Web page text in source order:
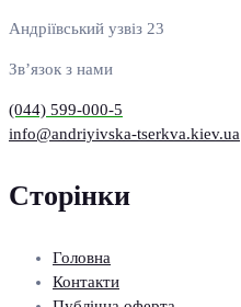
Андріївський узвіз 23
Зв’язок з нами
(044) 599-000-5
info@andriyivska-tserkva.kiev.ua
Сторінки
Головна
Контакти